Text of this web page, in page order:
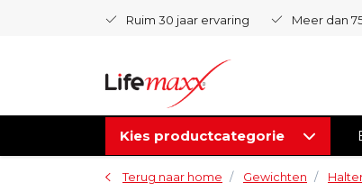
Ruim 30 jaar ervaring Meer dan
Kies productcategorie
Terug naar home Gewichten